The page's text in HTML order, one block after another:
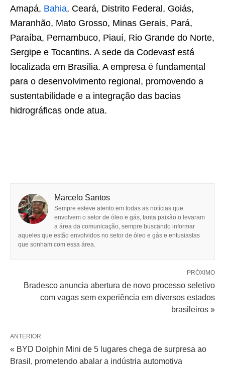
Amapá, Bahia, Ceará, Distrito Federal, Goiás,
Maranhão, Mato Grosso, Minas Gerais, Pará,
Paraíba, Pernambuco, Piauí, Rio Grande do Norte,
Sergipe e Tocantins. A sede da Codevasf está
localizada em Brasília. A empresa é fundamental
para o desenvolvimento regional, promovendo a
sustentabilidade e a integração das bacias
hidrográficas onde atua.
Marcelo Santos
Sempre esteve atento em todas as notícias que
envolvem o setor de óleo e gás, tanta paixão o levaram
a área da comunicação, sempre buscando informar
aqueles que estão envolvidos no setor de óleo e gás e entusiastas
que sonham com essa área.
PRÓXIMO
Bradesco anuncia abertura de novo processo seletivo
com vagas sem experiência em diversos estados
brasileiros »
ANTERIOR
« BYD Dolphin Mini de 5 lugares chega de surpresa ao
Brasil, prometendo abalar a indústria automotiva